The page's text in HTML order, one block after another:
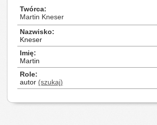
Twórca
Martin Kneser
Nazwisko
Kneser
Imię
Martin
Role
autor (szukaj)